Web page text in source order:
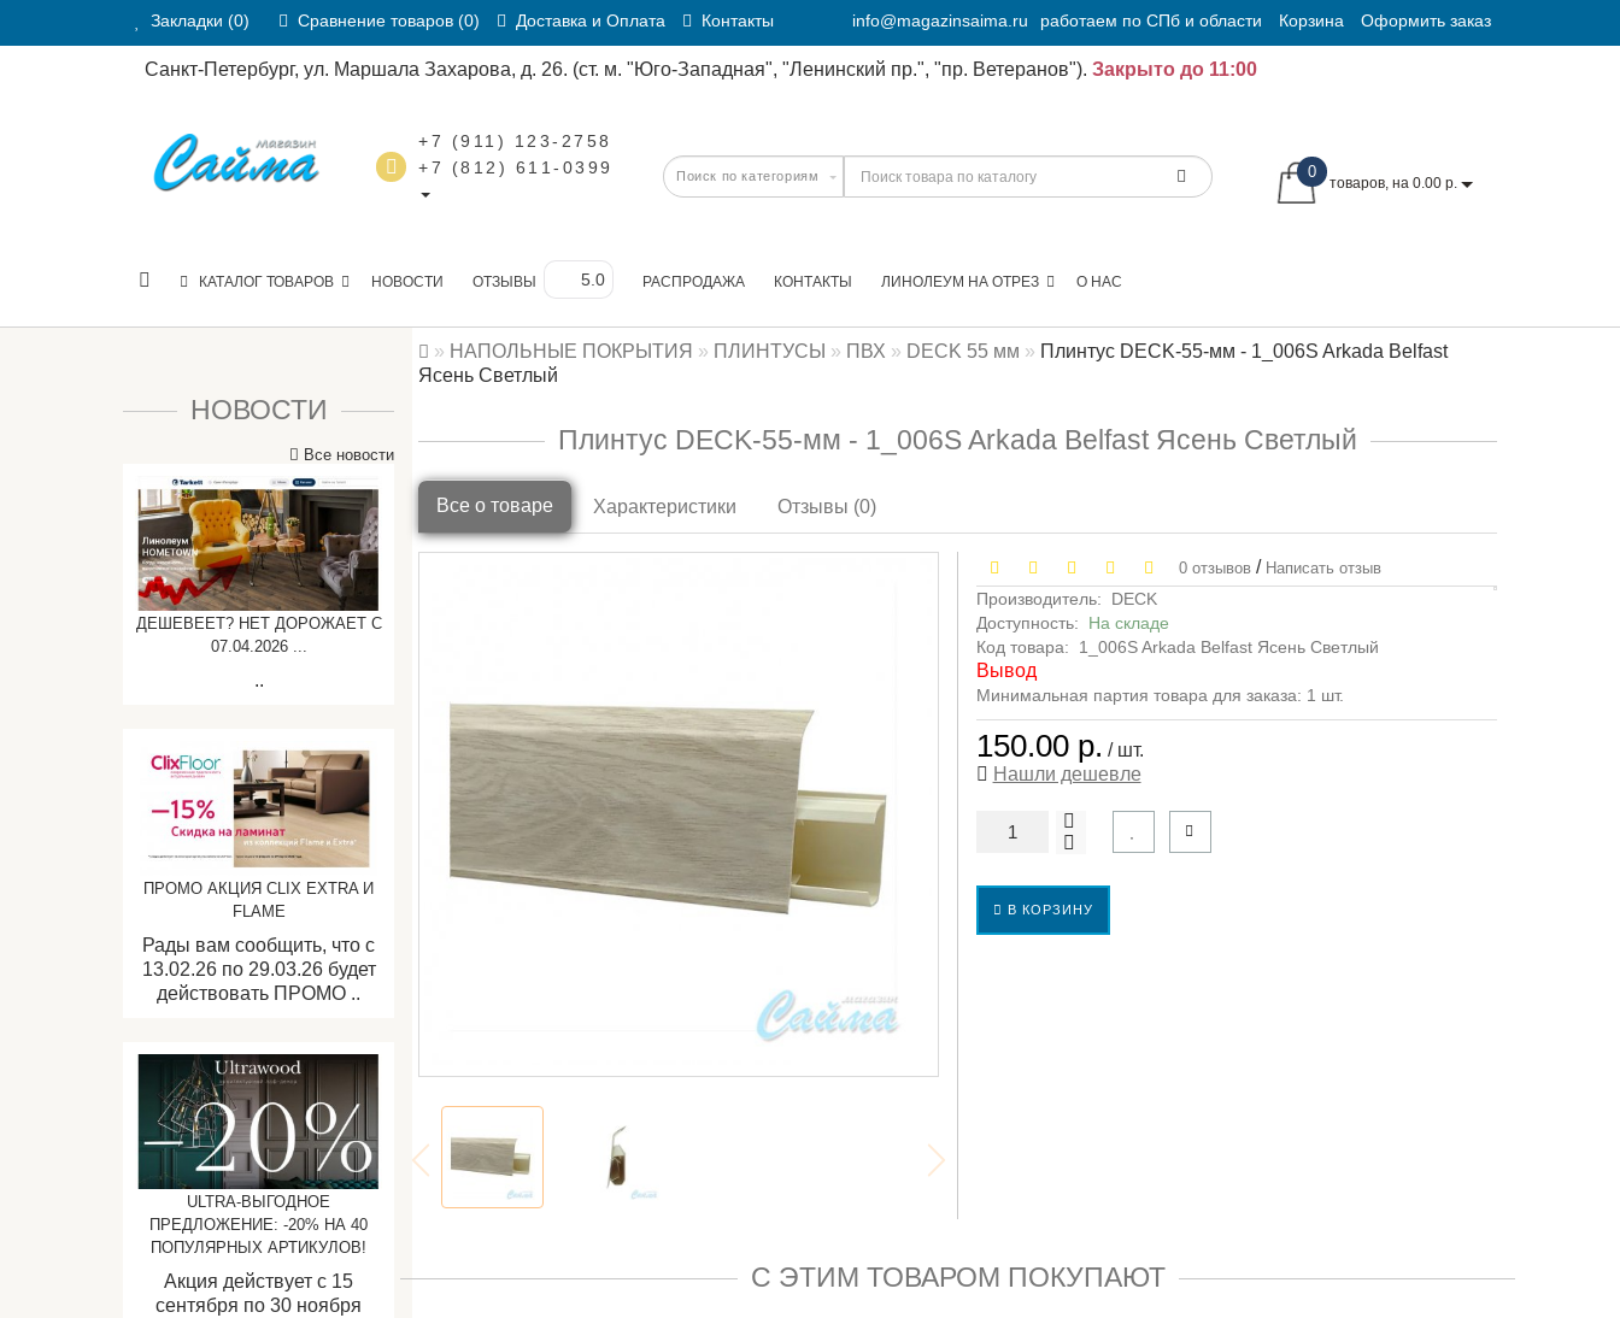
Закладки (0) Сравнение товаров (0) Доставка и Оплата Контакты info@magazinsaima.ru работаем по СПб и области Корзина Оформить заказ
Санкт-Петербург, ул. Маршала Захарова, д. 26. (ст. м. "Юго-Западная", "Ленинский пр.", "пр. Ветеранов"). Закрыто до 11:00
+7 (911) 123-2758
+7 (812) 611-0399
0
товаров, на 0.00 р.
КАТАЛОГ ТОВАРОВ НОВОСТИ ОТЗЫВЫ РАСПРОДАЖА КОНТАКТЫ О НАС
ЛИНОЛЕУМ НА ОТРЕЗ
НОВОСТИ
Все новости
ДЕШЕВЕЕТ? НЕТ ДОРОЖАЕТ C
07.04.2026 ...
..
ПРОМО АКЦИЯ CLIX EXTRA И
FLAME
Рады вам сообщить, что с
13.02.26 по 29.03.26 будет
действовать ПРОМО ..
ULTRA-ВЫГОДНОЕ
ПРЕДЛОЖЕНИЕ: -20% НА 40
ПОПУЛЯРНЫХ АРТИКУЛОВ!
Акция действует с 15
сентября по 30 ноября
НАПОЛЬНЫЕ ПОКРЫТИЯ ПЛИНТУСЫ ПВХ DECK 55 мм
Плинтус DECK-55-мм - 1_006S Arkada Belfast
Ясень Светлый
Плинтус DECK-55-мм - 1_006S Arkada Belfast Ясень Светлый
Все о товаре Характеристики Отзывы (0)
0 отзывов / Написать отзыв
Производитель:
DECK
Доступность: На складе
Код товара:
1_006S Arkada Belfast Ясень Светлый
Вывод
Минимальная партия товара для заказа: 1 шт.
150.00 р. / шт.
Нашли дешевле
В КОРЗИНУ
С ЭТИМ ТОВАРОМ ПОКУПАЮТ